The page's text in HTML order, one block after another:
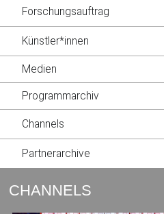
Forschungsauftrag
Künstler*innen
Medien
Programmarchiv
Channels
Partnerarchive
CHANNELS